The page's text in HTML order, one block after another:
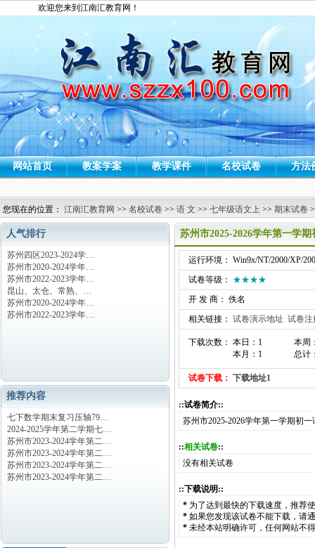
欢迎您来到江南汇教育网！
网站首页 教案学案 教学课件 名校试卷 方法
您现在的位置： 江南汇教育网 >> 名校试卷 >> 语 文 >> 七年级语文上 >> 期末试卷
人气排行
苏州四区2023-2024学…
苏州市2020-2024学年…
苏州市2022-2023学年…
昆山、太仓、常熟、…
苏州市2020-2024学年…
苏州市2022-2023学年…
推荐内容
七下数学期末复习压轴79…
2024-2025学年第二学期七…
苏州市2023-2024学年第二…
苏州市2023-2024学年第二…
苏州市2023-2024学年第二…
苏州市2023-2024学年第二…
苏州市2025-2026学年第一学
运行环境： Win9x/NT/2000/XP/
试卷等级： ★★★★
开 发 商： 佚名
相关链接： 试卷演示地址 试卷注
下载次数： 本日：1
本月：1
本周
总计
试卷下载： 下载地址1
::试卷简介::
苏州市2025-2026学年第一学期初
::相关试卷::
没有相关试卷
::下载说明::
* 为了达到最快的下载速度，推荐
* 如果您发现该试卷不能下载，请
* 未经本站明确许可，任何网站不